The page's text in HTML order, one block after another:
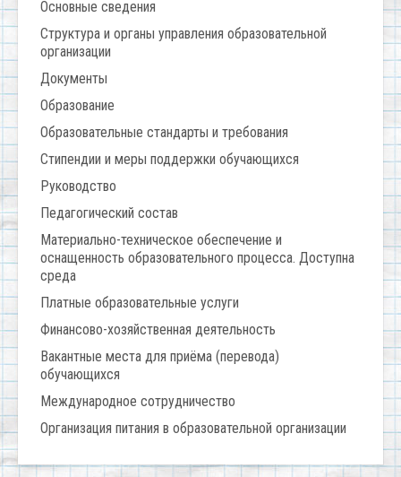
Основные сведения
Структура и органы управления образовательной
организации
Документы
Образование
Образовательные стандарты и требования
Стипендии и меры поддержки обучающихся
Руководство
Педагогический состав
Материально-техническое обеспечение и
оснащенность образовательного процесса. Доступна
среда
Платные образовательные услуги
Финансово-хозяйственная деятельность
Вакантные места для приёма (перевода)
обучающихся
Международное сотрудничество
Организация питания в образовательной организации